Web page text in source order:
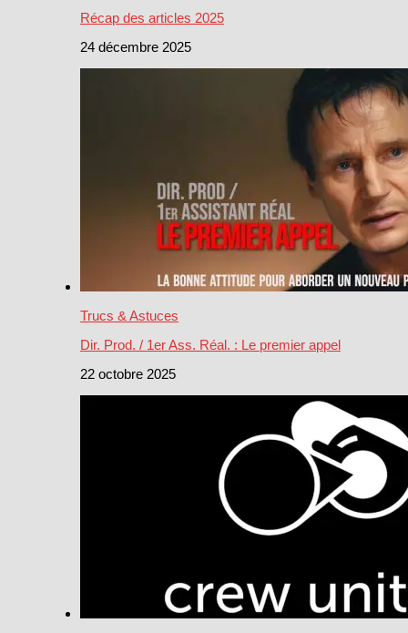
Récap des articles 2025
24 décembre 2025
Trucs & Astuces
Dir. Prod. / 1er Ass. Réal. : Le premier appel
22 octobre 2025